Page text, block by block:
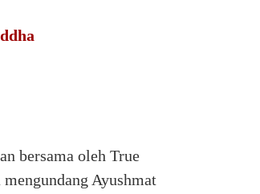
bersama oleh True
Ayushmat